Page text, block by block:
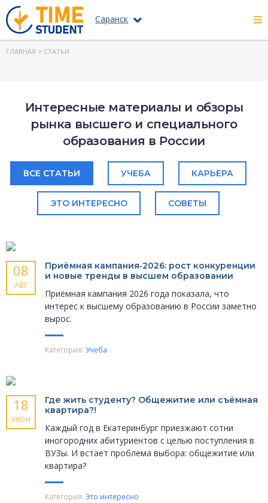
Саранск
ГЛАВНАЯ > СТАТЬИ
Интересные материалы и обзоры
рынка высшего и специального
образования в России
ВСЕ СТАТЬИ УЧЕБА КАРЬЕРА
ЭТО ИНТЕРЕСНО СОВЕТЫ
08
АВГ
Приёмная кампания‑2026: рост конкуренции
и новые тренды в высшем образовании
Приёмная кампания 2026 года показала, что
интерес к высшему образованию в России заметно
вырос.
Категория: Учеба
18
ИЮН
Где жить студенту? Общежитие или съёмная
квартира?!
Каждый год в Екатеринбург приезжают сотни
иногородних абитуриентов с целью поступления в
ВУЗы. И встает проблема выбора: общежитие или
квартира?
Категория: Это интересно